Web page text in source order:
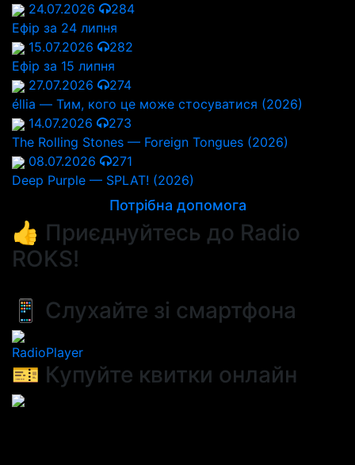
24.07.2026
284
Ефір за 24 липня
15.07.2026
282
Ефір за 15 липня
27.07.2026
274
éllia — Тим, кого це може стосуватися (2026)
14.07.2026
273
The Rolling Stones — Foreign Tongues (2026)
08.07.2026
271
Deep Purple — SPLAT! (2026)
Потрібна допомога
👍 Приєднуйтесь до Radio
ROKS!
📱 Слухайте зі смартфона
RadioPlayer
🎫 Купуйте квитки онлайн